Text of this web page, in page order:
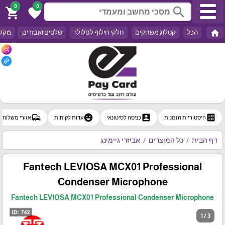
search
0
favorite
0
shopping_cart
home הכל קטלוג משחקים חלקי חילוף לסלולר שלטים ואבזרים
ballot היסטוריית הזמנות account_boxכניסה לסיטונאי emoji_emotionsעדות לקוחות commuteאזורי משלוח
דף הבית כל המוצרים אביזרי גיימינג
Fantech LEVIOSA MCX01 Professional
Condenser Microphone
Fantech LEVIOSA MCX01 Professional Condenser Microphone
1 / 3